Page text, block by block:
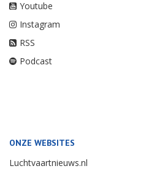
Youtube
Instagram
RSS
Podcast
ONZE WEBSITES
Luchtvaartnieuws.nl